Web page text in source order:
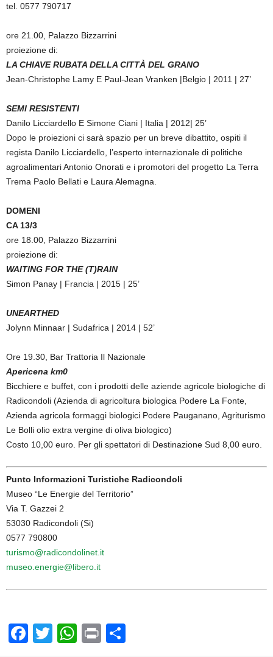
tel. 0577 790717
ore 21.00, Palazzo Bizzarrini
proiezione di:
LA CHIAVE RUBATA DELLA CITTÀ DEL GRANO
Jean-Christophe Lamy E Paul-Jean Vranken |Belgio | 2011 | 27’
SEMI RESISTENTI
Danilo Licciardello E Simone Ciani | Italia | 2012| 25’
Dopo le proiezioni ci sarà spazio per un breve dibattito, ospiti il
regista Danilo Licciardello, l’esperto internazionale di politiche
agroalimentari Antonio Onorati e i promotori del progetto La Terra
Trema Paolo Bellati e Laura Alemagna.
DOMENI
CA 13/3
ore 18.00, Palazzo Bizzarrini
proiezione di:
WAITING FOR THE (T)RAIN
Simon Panay | Francia | 2015 | 25’
UNEARTHED
Jolynn Minnaar | Sudafrica | 2014 | 52’
Ore 19.30, Bar Trattoria Il Nazionale
Apericena km0
Bicchiere e buffet, con i prodotti delle aziende agricole biologiche di
Radicondoli (Azienda di agricoltura biologica Podere La Fonte,
Azienda agricola formaggi biologici Podere Pauganano, Agriturismo
Le Bolli olio extra vergine di oliva biologico)
Costo 10,00 euro. Per gli spettatori di Destinazione Sud 8,00 euro.
Punto Informazioni Turistiche Radicondoli
Museo “Le Energie del Territorio”
Via T. Gazzei 2
53030 Radicondoli (Si)
0577 790800
turismo@radicondolinet.it
museo.energie@libero.it
F
T
W
Pr